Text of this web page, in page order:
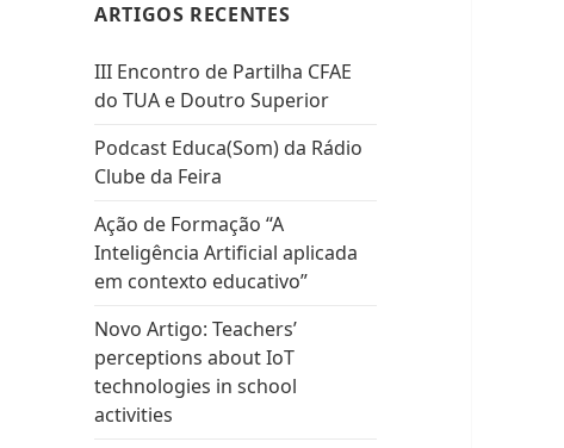
ARTIGOS RECENTES
III Encontro de Partilha CFAE
do TUA e Doutro Superior
Podcast Educa(Som) da Rádio
Clube da Feira
Ação de Formação “A
Inteligência Artificial aplicada
em contexto educativo”
Novo Artigo: Teachers’
perceptions about IoT
technologies in school
activities